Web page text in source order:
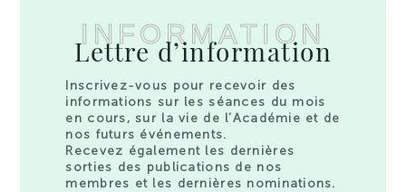
INFORMATION
Lettre d’information
Inscrivez-vous pour recevoir des
informations sur les séances du mois
en cours, sur la vie de l’Académie et de
nos futurs événements.
Recevez également les dernières
sorties des publications de nos
membres et les dernières nominations.